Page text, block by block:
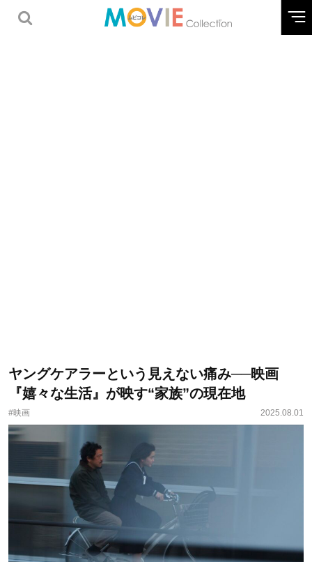
ヤングケアラーという見えない痛み──映画
『嬉々な生活』が映す“家族”の現在地
#映画 2025.08.01